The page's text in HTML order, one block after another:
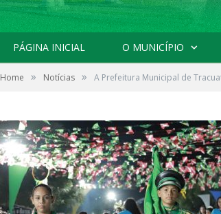
PÁGINA INICIAL O MUNICÍPIO
Home » Notícias » A Prefeitura Municipal de